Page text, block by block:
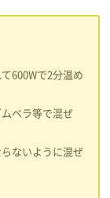
600Wで2分温め
ベラ等で混ぜ
ないように混ぜ